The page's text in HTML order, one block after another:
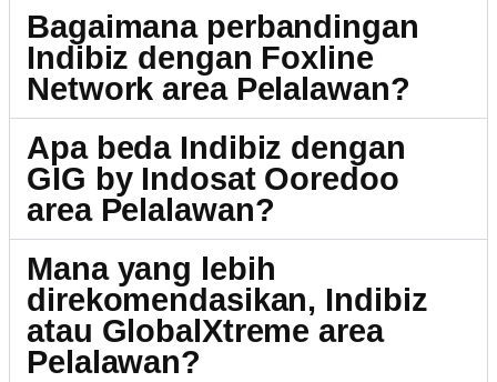
Bagaimana perbandingan
Indibiz dengan Foxline
Network area Pelalawan?
Apa beda Indibiz dengan
GIG by Indosat Ooredoo
area Pelalawan?
Mana yang lebih
direkomendasikan, Indibiz
atau GlobalXtreme area
Pelalawan?